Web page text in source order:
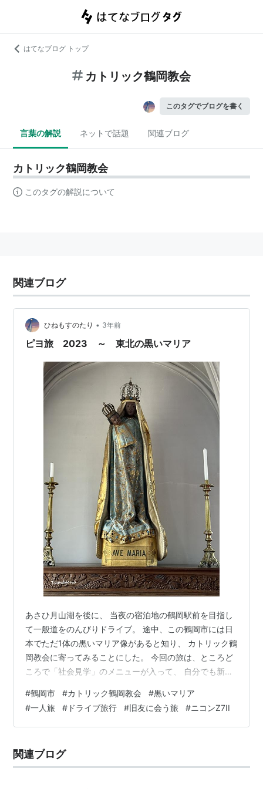
はてなブログ トップ
カトリック鶴岡教会
このタグでブログを書く
言葉の解説 ネットで話題 関連ブログ
カトリック鶴岡教会
このタグの解説について
関連ブログ
ひねもすのたり • 3年前
ピヨ旅 2023 ～ 東北の黒いマリア
あさひ月山湖を後に、 当夜の宿泊地の鶴岡駅前を目指し
て一般道をのんびりドライブ。 途中、この鶴岡市には日
本でただ1体の黒いマリア像があると知り、 カトリック鶴
岡教会に寄ってみることにした。 今回の旅は、ところど
ころで「社会見学」のメニューが入って、 自分でも新鮮
の一般の町にある小さな教会。 どうやら同じ敷地内には
幼稚園も併設されてるようで、横手の駐車場を見つけ 自
動車を停めて正面のゲートに回って敷地に恐る恐る入っ
ちに軽く会釈し、 教会の中を見させて貰えるか尋ねる
と、「どうぞ」と笑顔で許可…
#鶴岡市 #カトリック鶴岡教会 #黒いマリア
#一人旅 # ドライブ旅行 #旧友に会う旅 #ニコンZ7II
関連ブログ